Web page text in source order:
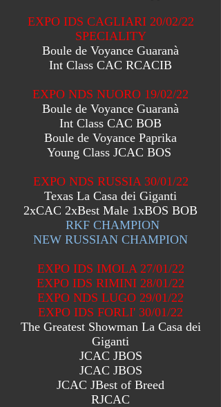
EXPO IDS CAGLIARI 20/02/22
SPECIALITY
Boule de Voyance Guaranà
Int Class CAC RCACIB
EXPO NDS NUORO 19/02/22
Boule de Voyance Guaranà
Int Class CAC BOB
Boule de Voyance Paprika
Young Class JCAC BOS
EXPO NDS RUSSIA 30/01/22
Texas La Casa dei Giganti
2xCAC 2xBest Male 1xBOS BOB
RKF CHAMPION
NEW RUSSIAN CHAMPION
EXPO IDS IMOLA 27/01/22
EXPO IDS RIMINI 28/01/22
EXPO NDS LUGO 29/01/22
EXPO IDS FORLI' 30/01/22
The Greatest Showman La Casa dei
Giganti
JCAC JBOS
JCAC JBOS
JCAC JBest of Breed
RJCAC